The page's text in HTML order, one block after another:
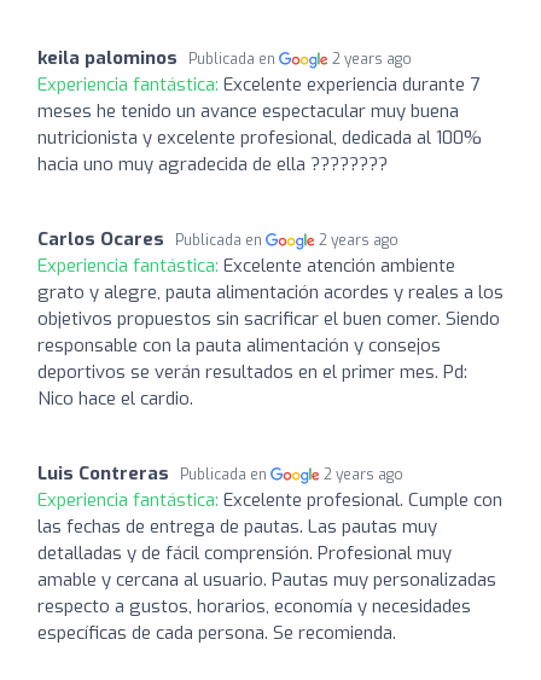
keila palominos Publicada en 2 years ago
Experiencia fantástica: Excelente experiencia durante 7
meses he tenido un avance espectacular muy buena
nutricionista y excelente profesional, dedicada al 100%
hacia uno muy agradecida de ella ????????
Carlos Ocares Publicada en 2 years ago
Experiencia fantástica: Excelente atención ambiente
grato y alegre, pauta alimentación acordes y reales a los
objetivos propuestos sin sacrificar el buen comer. Siendo
responsable con la pauta alimentación y consejos
deportivos se verán resultados en el primer mes. Pd:
Nico hace el cardio.
Luis Contreras Publicada en 2 years ago
Experiencia fantástica: Excelente profesional. Cumple con
las fechas de entrega de pautas. Las pautas muy
detalladas y de fácil comprensión. Profesional muy
amable y cercana al usuario. Pautas muy personalizadas
respecto a gustos, horarios, economía y necesidades
específicas de cada persona. Se recomienda.